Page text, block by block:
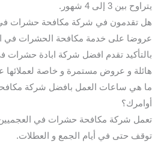
يتراوح بين 3 إلى 4 شهور.
هل تقدمون في شركة مكافحة حشرات في
عروضا على خدمة مكافحة الحشرات في
بالتأكيد تقدم افضل شركة ابادة حشرات
هائلة و عروض مستمرة و خاصة لعملائها
ما هي ساعات العمل بافضل شركة
أوامرك؟
توقف حتى في أيام الجمع و العطلات.